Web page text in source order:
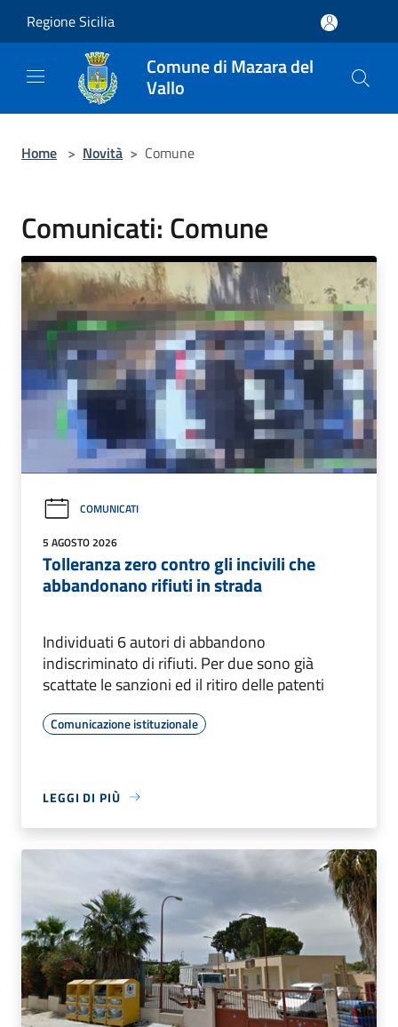
Regione Sicilia
Comune di Mazara del
Vallo
Home > Novità > Comune
Comunicati: Comune
COMUNICATI
5 AGOSTO 2026
Tolleranza zero contro gli incivili che
abbandonano rifiuti in strada
Individuati 6 autori di abbandono
indiscriminato di rifiuti. Per due sono già
scattate le sanzioni ed il ritiro delle patenti
Comunicazione istituzionale
LEGGI DI PIÙ